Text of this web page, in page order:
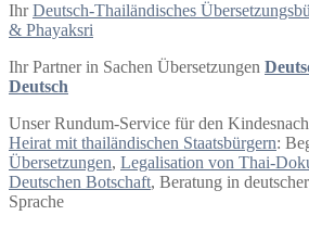
IhrDeutsch-Thailändisches
& Phayaksri
Ihr Partner in Sachen Übersetzungen
Deutsch
Unser Rundum-Service für den
Heirat mit thailändischen Staatsbürgern:
Übersetzungen, Legalisation von Thai-
Deutschen Botschaft, Beratung in
Sprache